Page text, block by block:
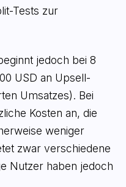
Tests zur
jedoch bei 8
USD an Upsell-
Umsatzes). Bei
Kosten an, die
weniger
zwar verschiedene
Nutzer haben jedoch